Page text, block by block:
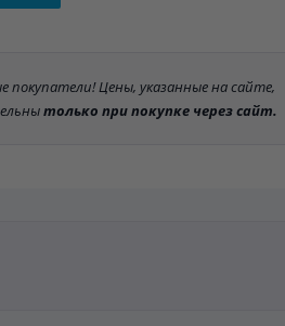
покупатели! Цены, указанные на сайте,
только при покупке через сайт.